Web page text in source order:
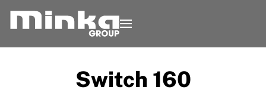
Zum Inhalt springen
Switch 160